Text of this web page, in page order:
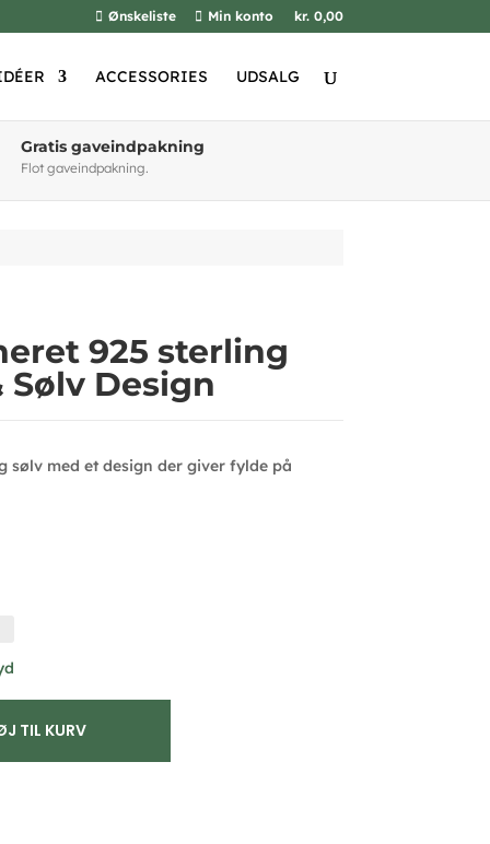
Ønskeliste Min konto kr. 0,00
ACCESSORIES UDSALG
Gratis gaveindpakning
Flot gaveindpakning.
925 sterling
Sølv Design
sølv med et design der giver fylde på
TIL KURV